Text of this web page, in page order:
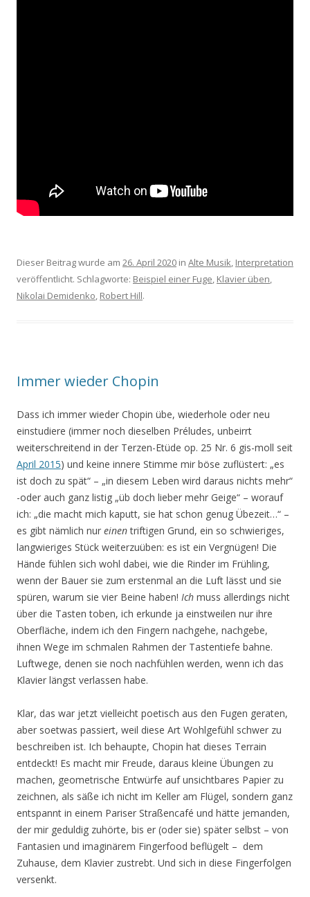
Dieser Beitrag wurde am 26. April 2020 in Alte Musik, Interpretation
veröffentlicht. Schlagworte: Beispiel einer Fuge, Klavier üben,
Nikolai Demidenko, Robert Hill.
Immer wieder Chopin
Dass ich immer wieder Chopin übe, wiederhole oder neu
einstudiere (immer noch dieselben Préludes, unbeirrt
weiterschreitend in der Terzen-Etüde op. 25 Nr. 6 gis-moll seit
April 2015) und keine innere Stimme mir böse zuflüstert: „es
ist doch zu spät“ – „in diesem Leben wird daraus nichts mehr“
-oder auch ganz listig „üb doch lieber mehr Geige“ – worauf
ich: „die macht mich kaputt, sie hat schon genug Übezeit…“ –
es gibt nämlich nur einentriftigen Grund, ein so schwieriges,
langwieriges Stück weiterzuüben: es ist ein Vergnügen! Die
Hände fühlen sich wohl dabei, wie die Rinder im Frühling,
wenn der Bauer sie zum erstenmal an die Luft lässt und sie
spüren, warum sie vier Beine haben! Ich muss allerdings nicht
über die Tasten toben, ich erkunde ja einstweilen nur ihre
Oberfläche, indem ich den Fingern nachgehe, nachgebe,
ihnen Wege im schmalen Rahmen der Tastentiefe bahne.
Luftwege, denen sie noch nachfühlen werden, wenn ich das
Klavier längst verlassen habe.
Klar, das war jetzt vielleicht poetisch aus den Fugen geraten,
aber soetwas passiert, weil diese Art Wohlgefühl schwer zu
beschreiben ist. Ich behaupte, Chopin hat dieses Terrain
entdeckt! Es macht mir Freude, daraus kleine Übungen zu
machen, geometrische Entwürfe auf unsichtbares Papier zu
zeichnen, als säße ich nicht im Keller am Flügel, sondern ganz
entspannt in einem Pariser Straßencafé und hätte jemanden,
der mir geduldig zuhörte, bis er (oder sie) später selbst – von
Fantasien und imaginärem Fingerfood beflügelt – dem
Zuhause, dem Klavier zustrebt. Und sich in diese Fingerfolgen
versenkt.